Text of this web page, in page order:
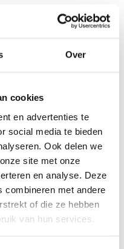
Over
cookies
en advertenties te
social media te bieden
Ook delen we
site met onze
en analyse. Deze
combineren met andere
of die ze hebben
van hun services.